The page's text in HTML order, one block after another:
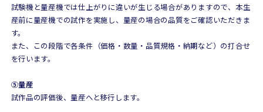
試験機と量産機では仕上がりに違いが生じる場合がありますので、本生
産前に量産機での試作を実施し、量産の場合の品質をご確認いただきま
す。
また、この段階で各条件（価格・数量・品質規格・納期など）の打合せ
を行います。
⑤量産
試作品の評価後、量産へと移行します。